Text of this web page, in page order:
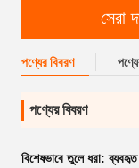
সেরা
পণ্যের বিবরণ
পণ্যের বিবরণ
বিশেষভাবে তুলে ধরা: